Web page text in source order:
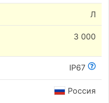
Л
3 000
IP67
Россия